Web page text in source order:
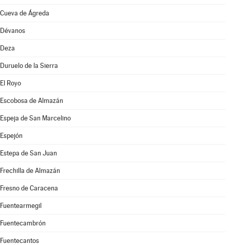
Cueva de Ágreda
Dévanos
Deza
Duruelo de la Sierra
El Royo
Escobosa de Almazán
Espeja de San Marcelino
Espejón
Estepa de San Juan
Frechilla de Almazán
Fresno de Caracena
Fuentearmegil
Fuentecambrón
Fuentecantos